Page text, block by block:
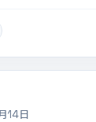
14日